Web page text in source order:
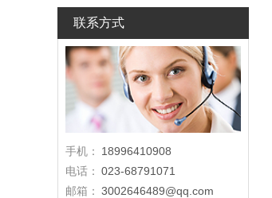
联系方式
手机：
18996410908
电话： 023-68791071
邮箱： 3002646489@qq.com